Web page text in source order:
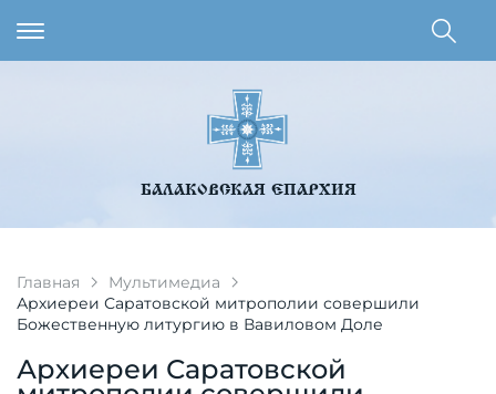
БАЛАКОВСКАЯ ЕПАРХИЯ
Главная
Мультимедиа
Архиереи Саратовской митрополии совершили
Божественную литургию в Вавиловом Доле
Архиереи Саратовской